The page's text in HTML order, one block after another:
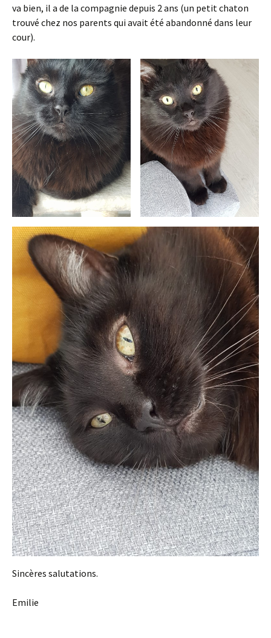
va bien, il a de la compagnie depuis 2 ans (un petit chaton
trouvé chez nos parents qui avait été abandonné dans leur
cour).
Sincères salutations.
Emilie